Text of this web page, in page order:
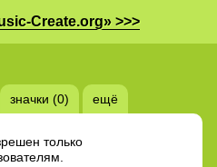
Create.org» >>>
значки (0) ещё
только